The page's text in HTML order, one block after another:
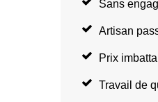
Sans
Artisan
Prix
Travail de